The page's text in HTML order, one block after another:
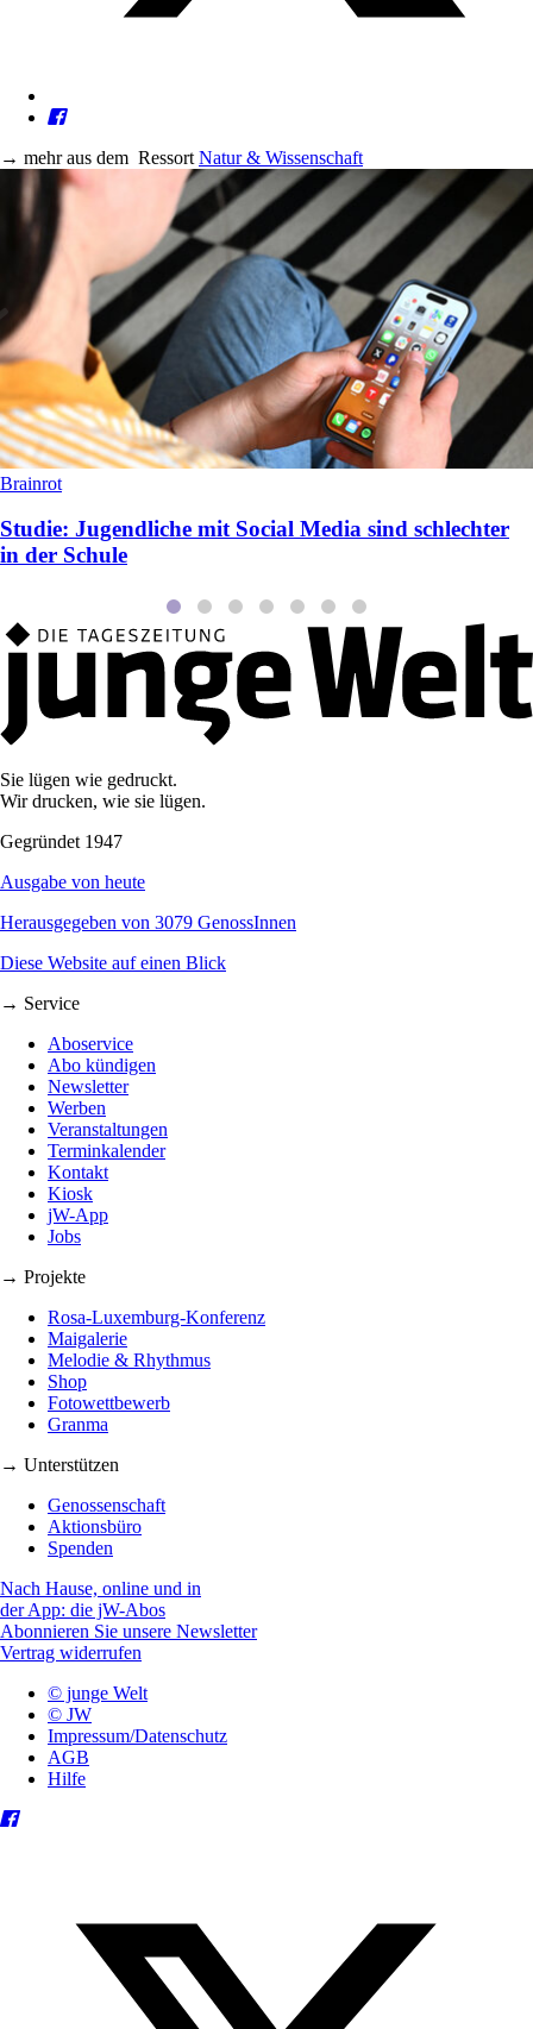
→ mehr aus dem Ressort Natur & Wissenschaft
Brainrot
Studie: Jugendliche mit Social Media sind schlechter
in der Schule
Sie lügen wie gedruckt.
Wir drucken, wie sie lügen.
Gegründet 1947
Ausgabe von heute
Herausgegeben von 3079 GenossInnen
Diese Website auf einen Blick
→ Service
Aboservice
Abo kündigen
Newsletter
Werben
Veranstaltungen
Terminkalender
Kontakt
Kiosk
jW-App
Jobs
→ Projekte
Rosa-Luxemburg-Konferenz
Maigalerie
Melodie & Rhythmus
Shop
Fotowettbewerb
Granma
→ Unterstützen
Genossenschaft
Aktionsbüro
Spenden
Nach Hause, online und in
der App: die jW-Abos
Abonnieren Sie unsere Newsletter
Vertrag widerrufen
© junge Welt
© JW
Impressum/Datenschutz
AGB
Hilfe